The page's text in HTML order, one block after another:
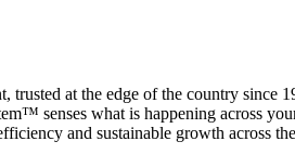
trusted at the edge of the country since
senses what is happening across
and sustainable growth across